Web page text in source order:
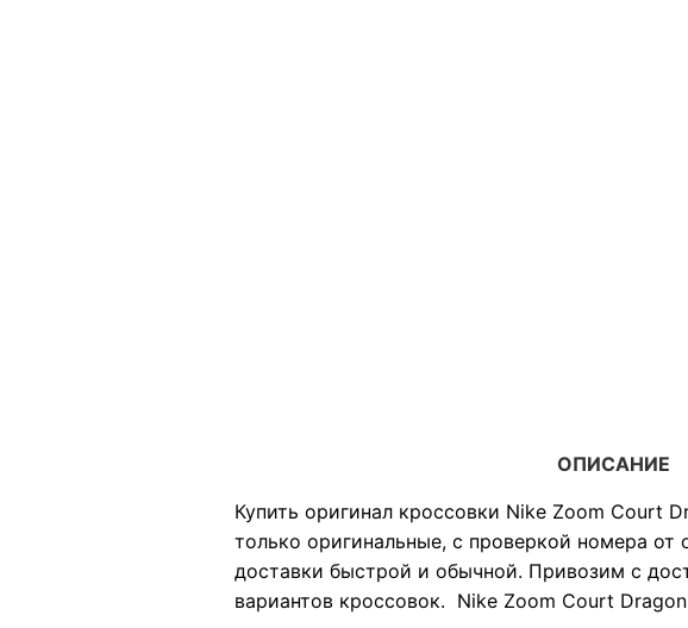
ОПИСАНИЕ
Купить оригинал кроссовки Nike Zoom Court
только оригинальные, с проверкой номера
доставки быстрой и обычной. Привозим с
вариантов кроссовок. Nike Zoom Court